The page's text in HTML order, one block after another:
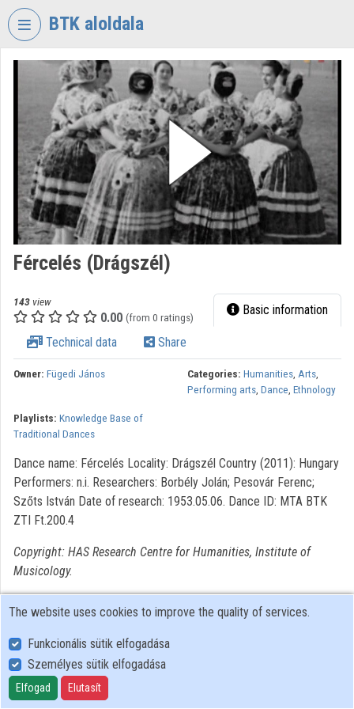
Skip header
BTK aloldala
VIDEOTORIUM
RESEARCH
CENTRE
FOR
THE
HUMANTITIES
Organization home
Categories
Organization playlists
Contributors
Fércelés (Drágszél)
143 view
0.00 (from 0 ratings) Basic information
Technical data Share
Owner: Fügedi János Categories: Humanities, Arts,
Performing arts, Dance, Ethnology
Playlists: Knowledge Base of
Traditional Dances
Dance name: Fércelés Locality: Drágszél Country (2011): Hungary
Performers: n.i. Researchers: Borbély Jolán; Pesovár Ferenc;
Szőts István Date of research: 1953.05.06. Dance ID: MTA BTK
ZTI Ft.200.4
Copyright: HAS Research Centre for Humanities, Institute of
Musicology.
User Policy
Adatkezelési tájékoztató (en)
Cookie Policy
The website uses cookies to improve the quality of services.
Funkcionális sütik elfogadása
Személyes sütik elfogadása
Elfogad Elutasít